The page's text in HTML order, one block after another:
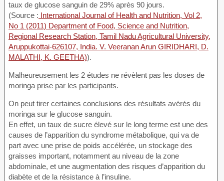
taux de glucose sanguin de 29% après 90 jours.
(Source : International Journal of Health and Nutrition, Vol 2,
No 1 (2011) Department of Food, Science and Nutrition,
Regional Research Station, Tamil Nadu Agricultural University,
Aruppukottai-626107, India. V. Veeranan Arun GIRIDHARI, D.
MALATHI, K. GEETHA)).
Malheureusement les 2 études ne révèlent pas les doses de
moringa prise par les participants.
On peut tirer certaines conclusions des résultats avérés du
moringa sur le glucose sanguin.
En effet, un taux de sucre élevé sur le long terme est une des
causes de l’apparition du syndrome métabolique, qui va de
part avec une prise de poids accélérée, un stockage des
graisses important, notamment au niveau de la zone
abdominale, et une augmentation des risques d’apparition du
diabète et de la résistance à l’insuline.